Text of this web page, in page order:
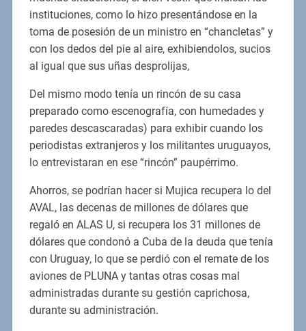
instituciones, como lo hizo presentándose en la
toma de posesión de un ministro en “chancletas” y
con los dedos del pie al aire, exhibiendolos, sucios
al igual que sus uñas desprolijas,
Del mismo modo tenía un rincón de su casa
preparado como escenografía, con humedades y
paredes descascaradas) para exhibir cuando los
periodistas extranjeros y los militantes uruguayos,
lo entrevistaran en ese “rincón” paupérrimo.
Ahorros, se podrían hacer si Mujica recupera lo del
AVAL, las decenas de millones de dólares que
regaló en ALAS U, si recupera los 31 millones de
dólares que condonó a Cuba de la deuda que tenía
con Uruguay, lo que se perdió con el remate de los
aviones de PLUNA y tantas otras cosas mal
administradas durante su gestión caprichosa,
durante su administración.